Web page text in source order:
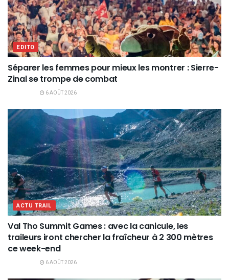
EDITO
Séparer les femmes pour mieux les montrer : Sierre-
Zinal se trompe de combat
6 AOÛT 2026
ACTU TRAIL
Val Tho Summit Games : avec la canicule, les
traileurs iront chercher la fraîcheur à 2 300 mètres
ce week-end
6 AOÛT 2026